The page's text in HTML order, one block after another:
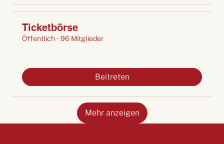
Ticketbörse
Öffentlich · 96 Mitglieder
Beitreten
Mehr anzeigen